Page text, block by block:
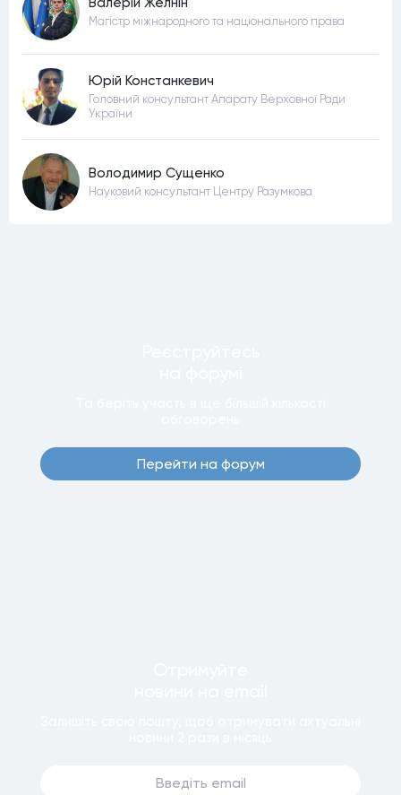
Магістр міжнародного та національного права
Юрій Констанкевич
Головний консультант Апарату Верховної Ради
України
Володимир Сущенко
Науковий консультант Центру Разумкова
Перейти на форум